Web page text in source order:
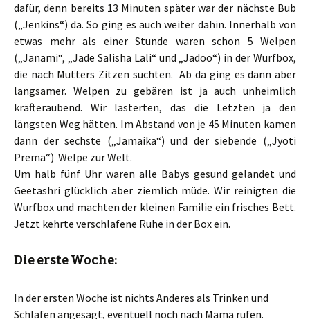
dafür, denn bereits 13 Minuten später war der nächste Bub
(„Jenkins“) da. So ging es auch weiter dahin. Innerhalb von
etwas mehr als einer Stunde waren schon 5 Welpen
(„Janami“, „Jade Salisha Lali“ und „Jadoo“) in der Wurfbox,
die nach Mutters Zitzen suchten. Ab da ging es dann aber
langsamer. Welpen zu gebären ist ja auch unheimlich
kräfteraubend. Wir lästerten, das die Letzten ja den
längsten Weg hätten. Im Abstand von je 45 Minuten kamen
dann der sechste („Jamaika“) und der siebende („Jyoti
Prema“) Welpe zur Welt.
Um halb fünf Uhr waren alle Babys gesund gelandet und
Geetashri glücklich aber ziemlich müde. Wir reinigten die
Wurfbox und machten der kleinen Familie ein frisches Bett.
Jetzt kehrte verschlafene Ruhe in der Box ein.
Die erste Woche:
In der ersten Woche ist nichts Anderes als Trinken und
Schlafen angesagt, eventuell noch nach Mama rufen.